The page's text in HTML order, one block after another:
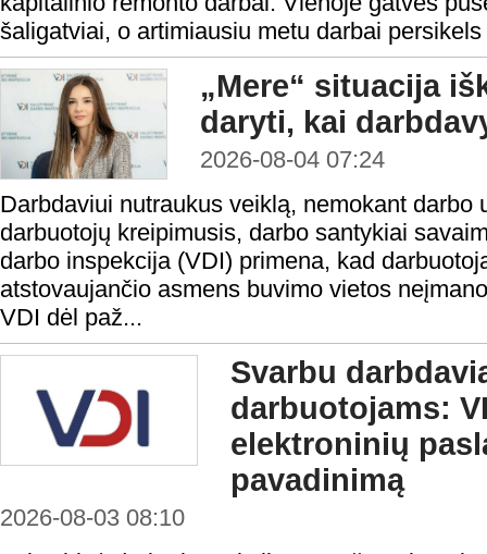
šaligatviai, o artimiausiu metu darbai
„Mere“ situacija
daryti, kai
2026-08-04 07:24
Darbdaviui nutraukus veiklą, nemokant darbo
darbuotojų kreipimusis, darbo santykiai
darbo inspekcija (VDI) primena, kad
atstovaujančio asmens buvimo vietos
VDI dėl paž...
Svarbu
darbuotojams:
elektroninių
pavadinimą
2026-08-03 08:10